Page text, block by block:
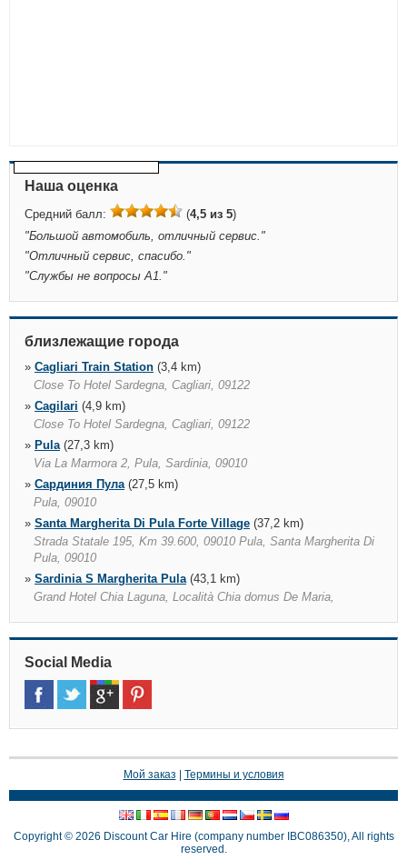
Наша оценка
Средний балл: (4,5 из 5)
"Большой автомобиль, отличный сервис. "
"Отличный сервис, спасибо. "
"Службы не вопросы А1. "
близлежащие города
» Cagliari Train Station (3,4 km)
Close To Hotel Sardegna, Cagliari, 09122
» Cagilari (4,9 km)
Close To Hotel Sardegna, Cagliari, 09122
» Pula(27,3 km)
Via La Marmora 2, Pula, Sardinia, 09010
» Сардиния Пула(27,5 km)
Pula, 09010
» Santa Margherita Di Pula Forte Village (37,2 km)
Strada Statale 195, Km 39.600, 09010 Pula, Santa Margherita Di
Pula, 09010
» Sardinia S Margherita Pula(43,1 km)
Grand Hotel Chia Laguna, Località Chia domus De Maria,
Social Media
Мой заказ Термины и условия
Copyright © 2026 Discount Car Hire (company number IBC086350), All rights
reserved.